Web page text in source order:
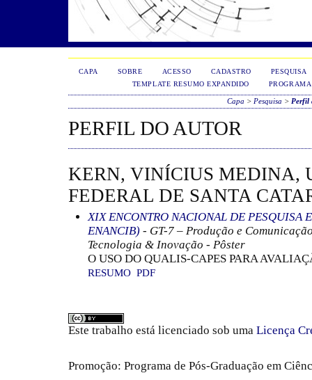
CAPA SOBRE ACESSO CADASTRO
PESQUISA
TEMPLATE RESUMO EXPANDIDO
PROGRAMA
Capa > Pesquisa > Perfil
PERFIL DO AUTOR
KERN, VINÍCIUS MEDINA,
FEDERAL DE SANTA
XIX ENCONTRO NACIONAL DE PESQUISA
ENANCIB) - GT-7 – Produção e
Tecnologia & Inovação - Pôster
O USO DO QUALIS-CAPES PARA
RESUMO PDF
Este trabalho está licenciado sob uma Licença
Promoção: Programa de Pós-Graduação em